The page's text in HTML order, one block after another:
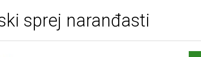
sprej naranđasti